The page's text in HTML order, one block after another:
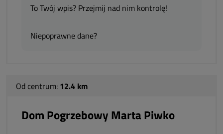
To Twój wpis? Przejmij nad nim kontrolę!
Niepoprawne dane?
Od centrum: 12.4 km
Dom Pogrzebowy Marta Piwko